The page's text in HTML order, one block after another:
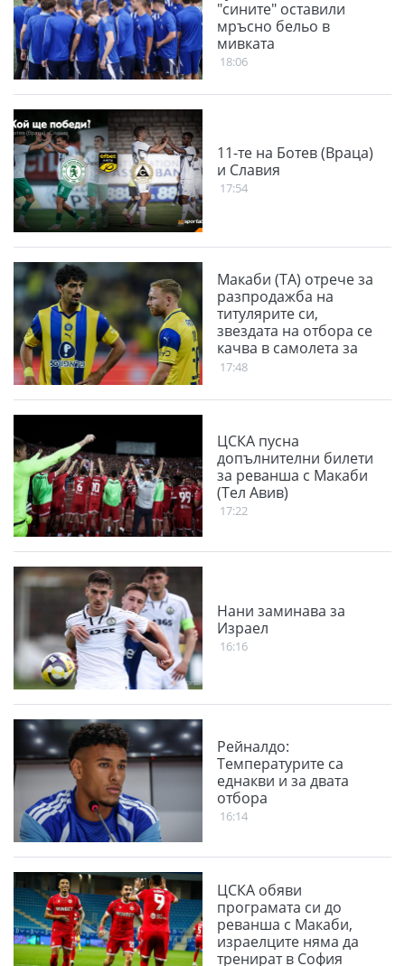
"сините" оставили
мръсно бельо в
мивката
18:06
11-те на Ботев (Враца)
и Славия
17:54
Макаби (ТА) отрече за
разпродажба на
титулярите си,
звездата на отбора се
качва в самолета за
София
17:48
ЦСКА пусна
допълнителни билети
за реванша с Макаби
(Тел Авив)
17:22
Нани заминава за
Израел
16:16
Рейналдо:
Температурите са
еднакви и за двата
отбора
16:14
ЦСКА обяви
програмата си до
реванша с Макаби,
израелците няма да
тренират в София